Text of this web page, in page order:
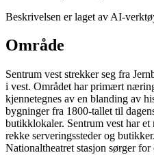
Beskrivelsen er laget av AI-
Område
Sentrum vest strekker seg fra
i vest. Området har primært
kjennetegnes av en blanding av
bygninger fra 1800-tallet til
butikklokaler. Sentrum vest har
rekke serveringssteder og
Nationaltheatret stasjon sørger